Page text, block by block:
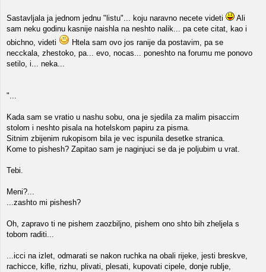
Sastavljala ja jednom jednu "listu"... koju naravno necete videti
Ali
sam neku godinu kasnije naishla na neshto nalik... pa cete citat, kao i
obichno, videti
Htela sam ovo jos ranije da postavim, pa se
necckala, zhestoko, pa... evo, nocas... poneshto na forumu me ponovo
setilo, i... neka...
"...
Kada sam se vratio u nashu sobu, ona je sjedila za malim pisaccim
stolom i neshto pisala na hotelskom papiru za pisma.
Sitnim zbijenim rukopisom bila je vec ispunila desetke stranica.
Kome to pishesh? Zapitao sam je naginjuci se da je poljubim u vrat.
Tebi.
Meni?...
...zashto mi pishesh?
Oh, zapravo ti ne pishem zaozbiljno, pishem ono shto bih zheljela s
tobom raditi...
...icci na izlet, odmarati se nakon ruchka na obali rijeke, jesti breskve,
rachicce, kifle, rizhu, plivati, plesati, kupovati cipele, donje rublje,